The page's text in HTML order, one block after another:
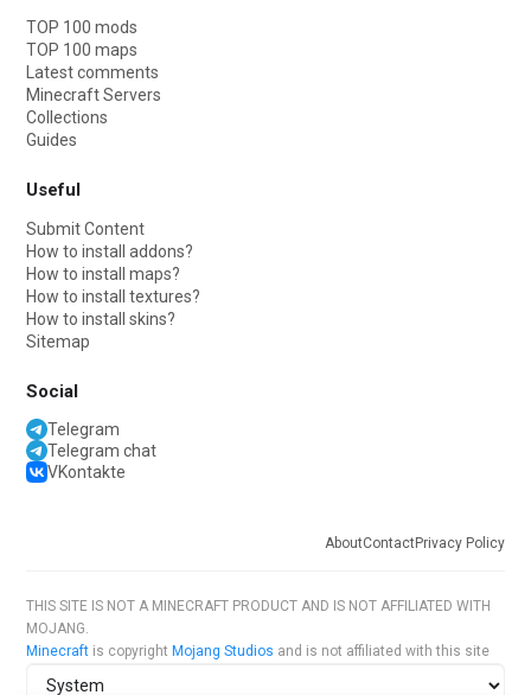
TOP 100 mods
TOP 100 maps
Latest comments
Minecraft Servers
Collections
Guides
Useful
Submit Content
How to install addons?
How to install maps?
How to install textures?
How to install skins?
Sitemap
Social
Telegram
Telegram chat
VKontakte
AboutContactPrivacy Policy
THIS SITE IS NOT A MINECRAFT PRODUCT AND IS NOT AFFILIATED WITH
MOJANG.
Minecraft is copyright Mojang Studios and is not affiliated with this site